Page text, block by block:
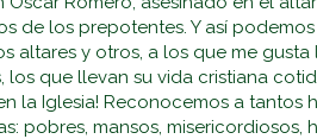
de los prepotentes. Y así
altares y otros, a los que me
los que llevan su vida cristiana
la Iglesia! Reconocemos a tantos
pobres, mansos,